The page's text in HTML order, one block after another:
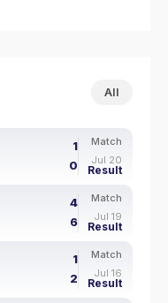
All
1
0
Match
Jul 20
Result
4
6
Match
Jul 19
Result
1
2
Match
Jul 16
Result